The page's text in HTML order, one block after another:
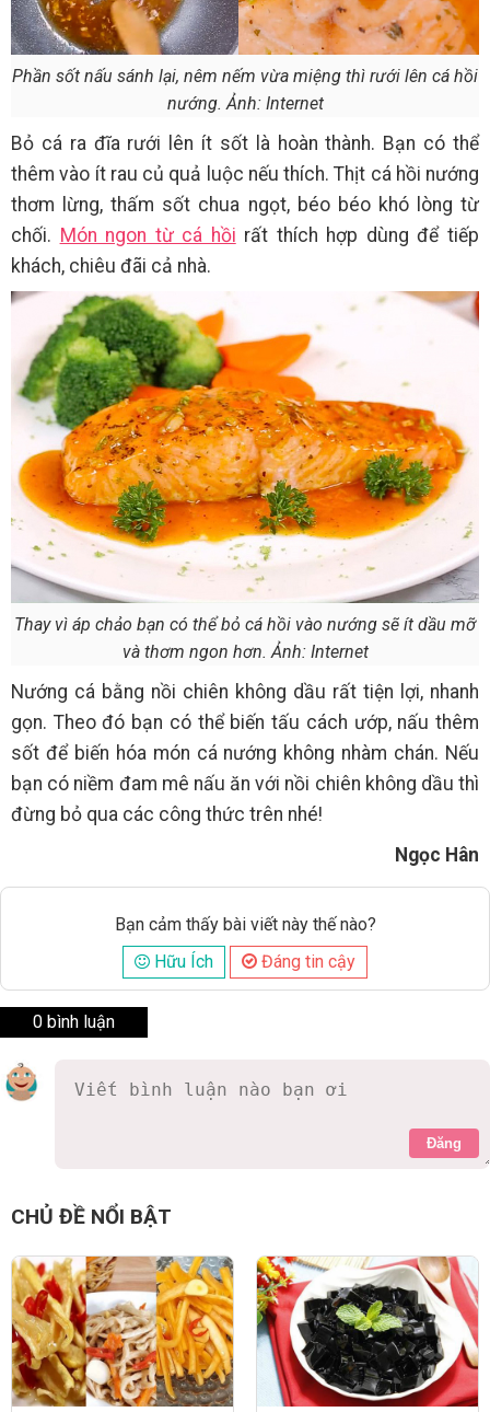
Phần sốt nấu sánh lại, nêm nếm vừa miệng thì rưới lên cá hồi
nướng. Ảnh: Internet
Bỏ cá ra đĩa rưới lên ít sốt là hoàn thành. Bạn có thể
thêm vào ít rau củ quả luộc nếu thích. Thịt cá hồi nướng
thơm lừng, thấm sốt chua ngọt, béo béo khó lòng từ
chối. Món ngon từ cá hồi rất thích hợp dùng để tiếp
khách, chiêu đãi cả nhà.
Thay vì áp chảo bạn có thể bỏ cá hồi vào nướng sẽ ít dầu mỡ
và thơm ngon hơn. Ảnh: Internet
Nướng cá bằng nồi chiên không dầu rất tiện lợi, nhanh
gọn. Theo đó bạn có thể biến tấu cách ướp, nấu thêm
sốt để biến hóa món cá nướng không nhàm chán. Nếu
bạn có niềm đam mê nấu ăn với nồi chiên không dầu thì
đừng bỏ qua các công thức trên nhé!
Ngọc Hân
Bạn cảm thấy bài viết này thế nào?
Hữu Ích
Đáng tin cậy
0 bình luận
Đăng
CHỦ ĐỀ NỔI BẬT